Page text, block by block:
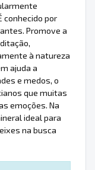
conhecido por
Promove a
à natureza
ajuda a
e medos, o
que muitas
emoções. Na
ideal para
na busca